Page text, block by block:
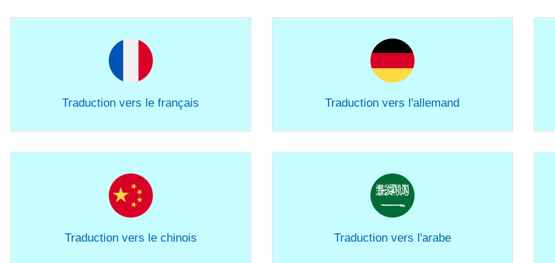
Traduction vers le français Traduction vers l'allemand
Traduction vers le chinois Traduction vers l'arabe